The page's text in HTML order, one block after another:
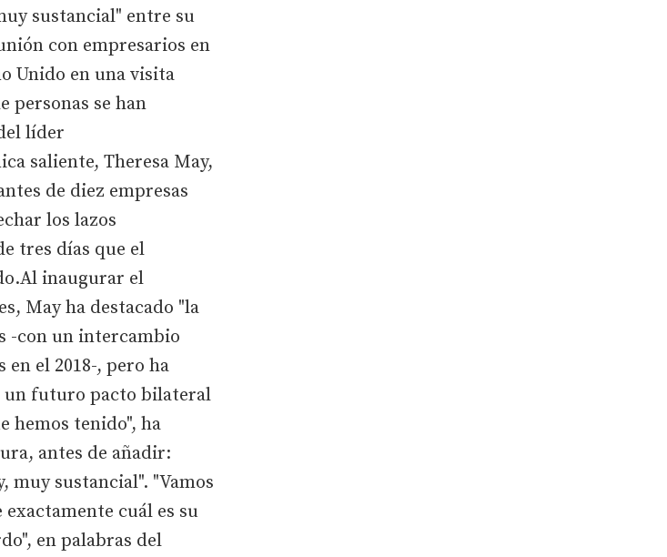
sustancial" entre su
con empresarios en
Unido en una visita
personas se han
líder
saliente, Theresa May,
de diez empresas
los lazos
tres días que el
inaugurar el
May ha destacado "la
-con un intercambio
el 2018-, pero ha
un futuro pacto bilateral
hemos tenido", ha
antes de añadir:
muy sustancial". "Vamos
cuál es su
en palabras del